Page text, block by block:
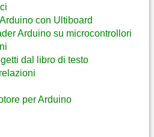
con Ultiboard
Arduino su microcontrollori
dal libro di testo
per Arduino